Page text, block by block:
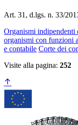
Art. 31, d.lgs. n. 33/
Organismi indipendenti
organismi con funzioni
e contabile Corte dei
Visite alla pagina: 252